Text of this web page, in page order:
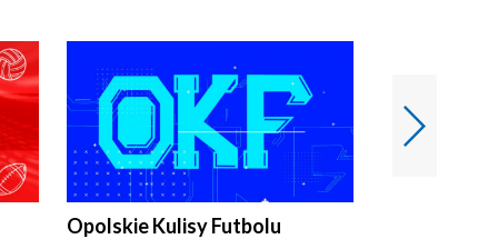
Opolskie Kulisy Futbolu